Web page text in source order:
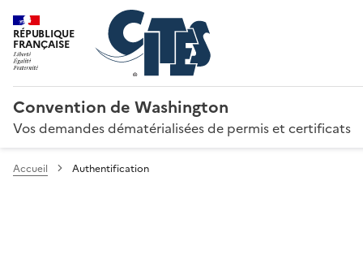
RÉPUBLIQUE
FRANÇAISE
Convention de Washington
Vos demandes dématérialisées de permis et certificats
Accueil Authentification